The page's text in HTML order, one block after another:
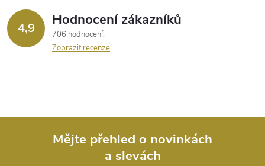
r
v
v
4,9 Hodnocení zákazníků
706 hodnocení
Zobrazit recenze
Mějte přehled o novinkách
a slevách